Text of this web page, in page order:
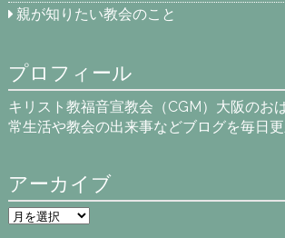
親が知りたい教会のこと
プロフィール
キリスト教福音宣教会（CGM）大阪のお
常生活や教会の出来事などブログを毎日更
アーカイブ
ア
ー